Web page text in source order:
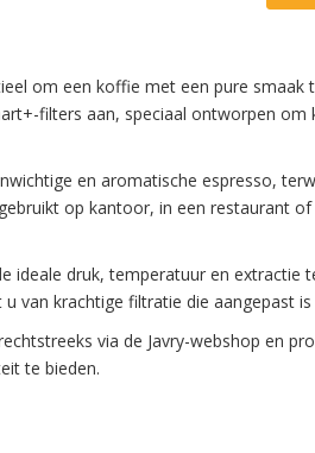
om een koffie met een pure smaak
filters aan, speciaal ontworpen
en aromatische espresso,
op kantoor, in een restaurant
ideale druk, temperatuur en
van krachtige filtratie die aangepast
via de Javry-webshop en
te bieden.